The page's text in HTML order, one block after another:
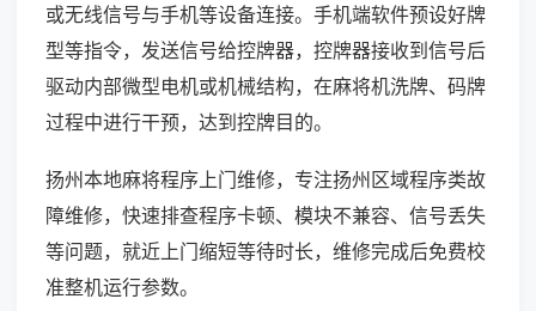
或无线信号与手机等设备连接。手机端软件预设好牌
型等指令，发送信号给控牌器，控牌器接收到信号后
驱动内部微型电机或机械结构，在麻将机洗牌、码牌
过程中进行干预，达到控牌目的。
扬州本地麻将程序上门维修，专注扬州区域程序类故
障维修，快速排查程序卡顿、模块不兼容、信号丢失
等问题，就近上门缩短等待时长，维修完成后免费校
准整机运行参数。